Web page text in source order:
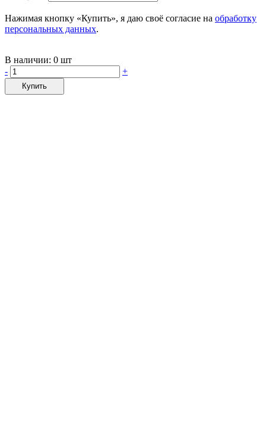
Нажимая кнопку «Купить», я даю своё согласие на обработку
персональных данных.
В наличии: 0 шт
-
+
Купить